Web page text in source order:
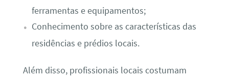
ferramentas e equipamentos;
Conhecimento sobre as características das
residências e prédios locais.
Além disso, profissionais locais costumam